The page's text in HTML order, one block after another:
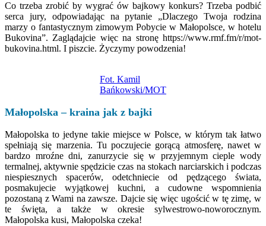
Co trzeba zrobić by wygrać ów bajkowy konkurs? Trzeba podbić
serca jury, odpowiadając na pytanie „Dlaczego Twoja rodzina
marzy o fantastycznym zimowym Pobycie w Małopolsce, w hotelu
Bukovina”. Zaglądajcie więc na stronę https://www.rmf.fm/r/mot-
bukovina.html. I piszcie. Życzymy powodzenia!
Fot. Kamil
Bańkowski/MOT
Małopolska – kraina jak z bajki
Małopolska to jedyne takie miejsce w Polsce, w którym tak łatwo
spełniają się marzenia. Tu poczujecie gorącą atmosferę, nawet w
bardzo mroźne dni, zanurzycie się w przyjemnym cieple wody
termalnej, aktywnie spędzicie czas na stokach narciarskich i podczas
niespiesznych spacerów, odetchniecie od pędzącego świata,
posmakujecie wyjątkowej kuchni, a cudowne wspomnienia
pozostaną z Wami na zawsze. Dajcie się więc ugościć w tę zimę, w
te święta, a także w okresie sylwestrowo-noworocznym.
Małopolska kusi, Małopolska czeka!